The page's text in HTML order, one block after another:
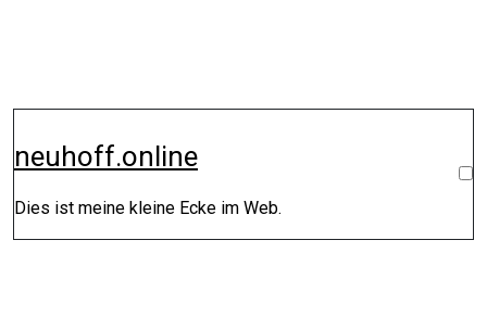
neuhoff.online
Dies ist meine kleine Ecke im Web.